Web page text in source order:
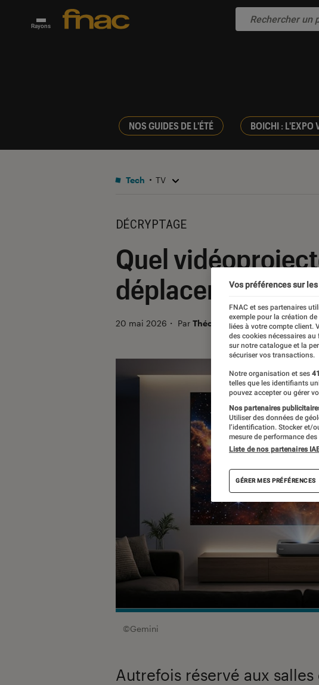
Rayons
NOS GUIDES DE L'ÉTÉ BOICHI : L'EXPO
Tech TV
DÉCRYPTAGE
Quel
déplacement ?
20 mai 2026 ・ Par Théo
©Gemini
Autrefois réservé aux
Vos préférences sur
FNAC et ses partenaires
exemple pour la création
liées à votre compte client.
des cookies nécessaires
sur notre catalogue et la
sécuriser vos transactions.
Notre organisation et ses
telles que les identifiants
pouvez accepter ou gérer
Nos partenaires
Utiliser des données de
l’identification. Stocker et/
mesure de performance
Liste de nos partenaires
GÉRER MES PRÉFÉRENCES